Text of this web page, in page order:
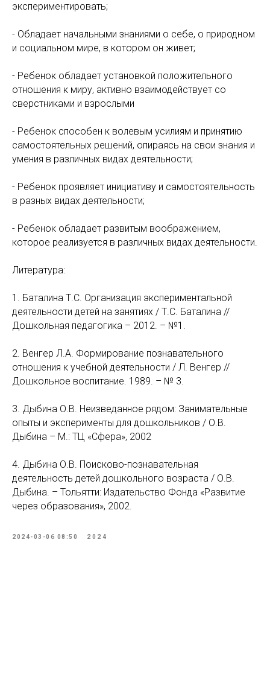
экспериментировать;
- Обладает начальными знаниями о себе, о природном
и социальном мире, в котором он живет;
- Ребенок обладает установкой положительного
отношения к миру, активно взаимодействует со
сверстниками и взрослыми
- Ребенок способен к волевым усилиям и принятию
самостоятельных решений, опираясь на свои знания и
умения в различных видах деятельности;
- Ребенок проявляет инициативу и самостоятельность
в разных видах деятельности;
- Ребенок обладает развитым воображением,
которое реализуется в различных видах деятельности.
Литература:
1. Баталина Т.С. Организация экспериментальной
деятельности детей на занятиях / Т.С. Баталина //
Дошкольная педагогика – 2012. – №1.
2. Венгер Л.А. Формирование познавательного
отношения к учебной деятельности / Л. Венгер //
Дошкольное воспитание. 1989. – № 3.
3. Дыбина О.В. Неизведанное рядом: Занимательные
опыты и эксперименты для дошкольников / О.В.
Дыбина – М.: ТЦ «Сфера», 2002
4. Дыбина О.В. Поисково-познавательная
деятельность детей дошкольного возраста / О.В.
Дыбина. – Тольятти: Издательство Фонда «Развитие
через образования», 2002.
2024-03-06 08:50 2024